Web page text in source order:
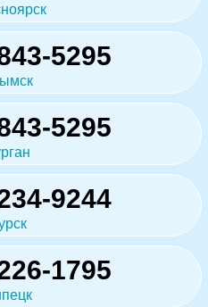
5295
5295
9244
1795